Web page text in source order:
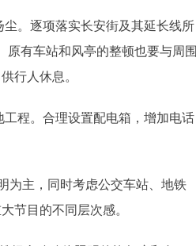
。逐项落实长安街及其延长线所
原有车站和风亭的整顿也要与周围
行人休息。
程。合理设置配电箱，增加电话
主，同时考虑公交车站、地铁
节目的不同层次感。